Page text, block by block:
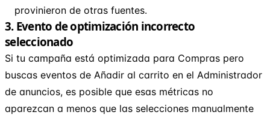
provinieron de otras fuentes.
3. Evento de optimización incorrecto
seleccionado
Si tu campaña está optimizada para Compras pero
buscas eventos de Añadir al carrito en el Administrador
de anuncios, es posible que esas métricas no
aparezcan a menos que las selecciones manualmente